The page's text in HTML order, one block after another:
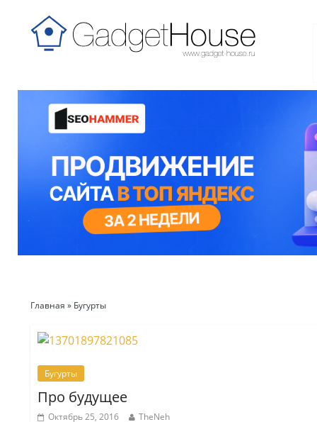
Главная » Бугурты
Бугурты
Про будущее
Октябрь 25, 2016 TheNeh